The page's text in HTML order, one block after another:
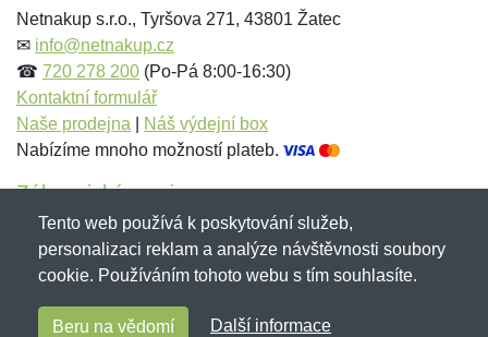
Jméno: *
Zpráva*
E-mail:*
Netnakup s.r.o., Tyršova 271, 43801 Žatec
✉ info@netnakup.cz
☎ 720 278 200 (Po-Pá 8:00-16:30)
Kontaktní formulář
Naše prodejna
Náš výdejní box
Nabízíme mnoho možností plateb.
Zákaznický servis
Novinky emailem
Copyright © 2007-2026 (19 let s vámi)Netnakup.cz
Tento web používá k poskytování služeb,
personalizaci reklam a analýze návštěvnosti soubory
cookie. Používáním tohoto webu s tím souhlasíte.
Beru na vědomí Další informace